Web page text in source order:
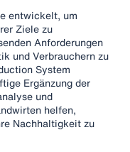
entwickelt, um
Ziele zu
Anforderungen
und Verbrauchern zu
System
Ergänzung der
und
helfen,
Nachhaltigkeit zu